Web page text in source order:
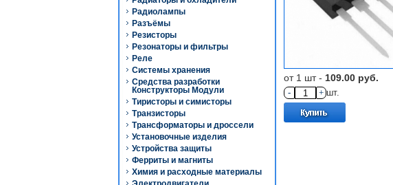
Радиолампы
Разъёмы
Резисторы
Резонаторы и фильтры
Реле
Системы хранения
Средства разработки
Конструкторы Модули
Тиристоры и симисторы
Транзисторы
Трансформаторы и дроссели
Установочные изделия
Устройства защиты
Ферриты и магниты
Химия и расходные материалы
от 1 шт - 109.00 руб.
- + шт.